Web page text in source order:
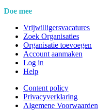
Doe mee
Vrijwilligersvacatures
Zoek Organisaties
Organisatie toevoegen
Account aanmaken
Log in
Help
Content policy
Privacyverklaring
Algemene Voorwaarden